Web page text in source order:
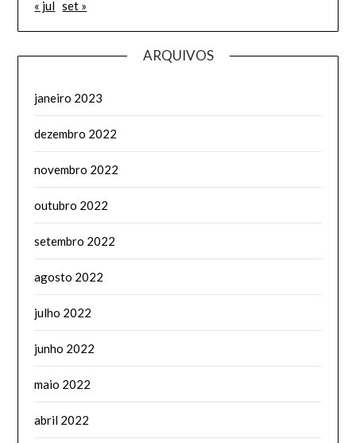
« jul set »
ARQUIVOS
janeiro 2023
dezembro 2022
novembro 2022
outubro 2022
setembro 2022
agosto 2022
julho 2022
junho 2022
maio 2022
abril 2022